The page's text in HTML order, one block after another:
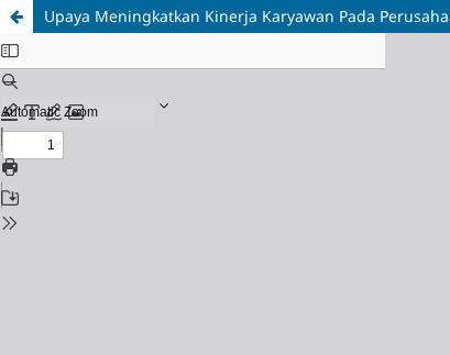
Upaya Meningkatkan Kinerja Karyawan Pada